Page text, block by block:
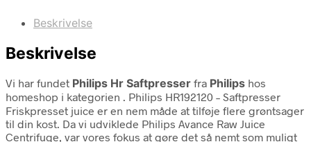
Beskrivelse
Beskrivelse
Vi har fundet Philips Hr Saftpresser fra Philips hos
homeshop i kategorien . Philips HR192120 – Saftpresser
Friskpresset juice er en nem måde at tilføje flere grøntsager
til din kost. Da vi udviklede Philips Avance Raw Juice
Centrifuge, var vores fokus at gøre det så nemt som muligt